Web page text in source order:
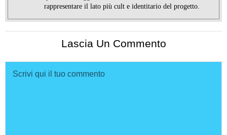
rappresentare il lato più cult e identitario del progetto.
Lascia Un Commento